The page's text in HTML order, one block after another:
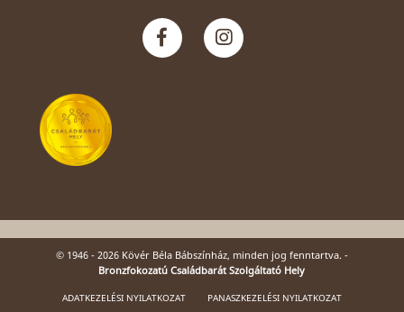
© 1946 - 2026 Kövér Béla Bábszínház, minden jog fenntartva. -
Bronzfokozatú Családbarát Szolgáltató Hely
ADATKEZELÉSI NYILATKOZAT PANASZKEZELÉSI NYILATKOZAT